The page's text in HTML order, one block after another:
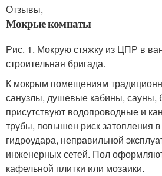
Отзывы,
Мокрые комнаты
Рис. 1. Мокрую стяжку из ЦПР в
строительная бригада.
К мокрым помещениям
санузлы, душевые кабины, сауны,
присутствуют водопроводные и
трубы, повышен риск затопления
гидроудара, неправильной
инженерных сетей. Пол
кафельной плитки или мозаики.